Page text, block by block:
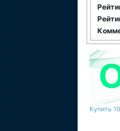
Купить